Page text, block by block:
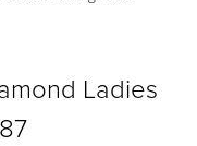
Ladies